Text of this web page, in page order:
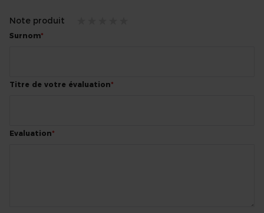
Note produit
Surnom
Titre de votre évaluation
Evaluation